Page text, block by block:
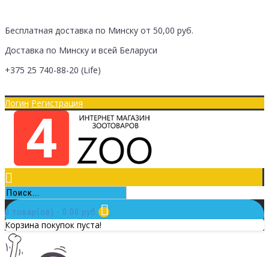
Бесплатная доставка по Минску от 50,00 руб.
Доставка по Минску и всей Беларуси
+375 25 740-88-20 (Life)
Логин Регистрация
0 товар(ов) - 0.00 руб.
Корзина покупок пуста!